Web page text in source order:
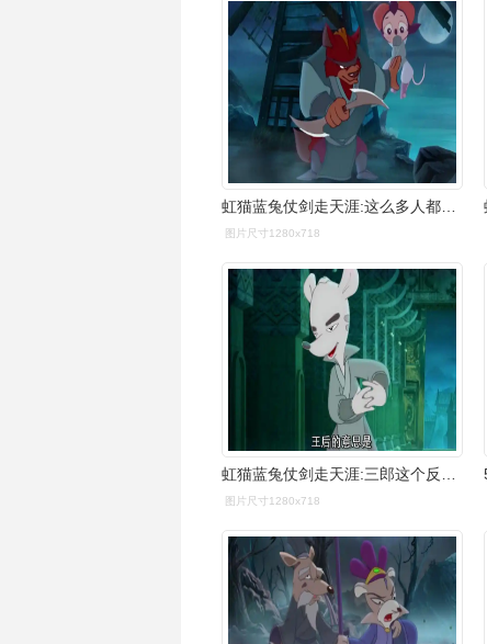
虹猫蓝兔仗剑走天涯:这么多人都打不过三郎!好焦急啊!
图片尺寸1280x718
图片尺寸1280x718